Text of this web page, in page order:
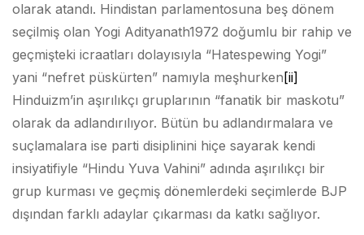
olarak atandı. Hindistan parlamentosuna beş dönem
seçilmiş olan Yogi Adityanath1972 doğumlu bir rahip ve
geçmişteki icraatları dolayısıyla “Hatespewing Yogi”
yani “nefret püskürten” namıyla meşhurken [ii]
Hinduizm’in aşırılıkçı gruplarının “fanatik bir maskotu”
olarak da adlandırılıyor. Bütün bu adlandırmalara ve
suçlamalara ise parti disiplinini hiçe sayarak kendi
insiyatifiyle “Hindu Yuva Vahini” adında aşırılıkçı bir
grup kurması ve geçmiş dönemlerdeki seçimlerde BJP
dışından farklı adaylar çıkarması da katkı sağlıyor.